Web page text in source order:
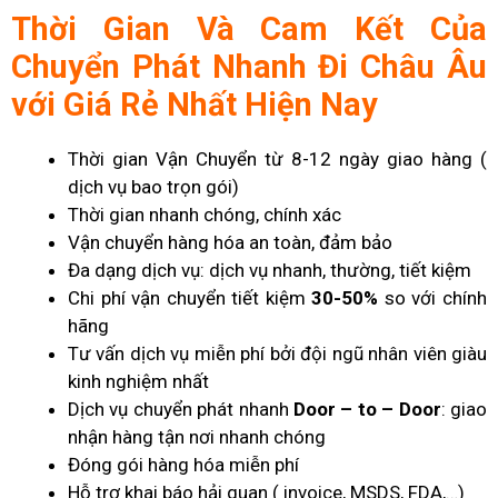
Thời Gian Và Cam Kết Của
Chuyển Phát Nhanh Đi Châu Âu
với Giá Rẻ Nhất Hiện Nay
Thời gian Vận Chuyển từ 8-12 ngày giao hàng (
dịch vụ bao trọn gói)
Thời gian nhanh chóng, chính xác
Vận chuyển hàng hóa an toàn, đảm bảo
Đa dạng dịch vụ: dịch vụ nhanh, thường, tiết kiệm
Chi phí vận chuyển tiết kiệm30-50% so với chính
hãng
Tư vấn dịch vụ miễn phí bởi đội ngũ nhân viên giàu
kinh nghiệm nhất
Dịch vụ chuyển phát nhanh Door – to – Door: giao
nhận hàng tận nơi nhanh chóng
Đóng gói hàng hóa miễn phí
Hỗ trợ khai báo hải quan ( invoice, MSDS, FDA,…)